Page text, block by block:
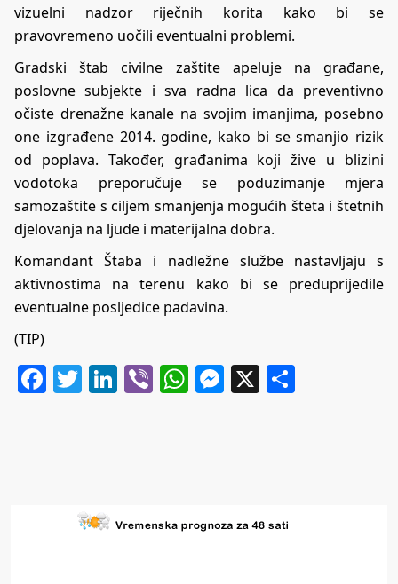
vizuelni nadzor riječnih korita kako bi se
pravovremeno uočili eventualni problemi.
Gradski štab civilne zaštite apeluje na građane,
poslovne subjekte i sva radna lica da preventivno
očiste drenažne kanale na svojim imanjima, posebno
one izgrađene 2014. godine, kako bi se smanjio rizik
od poplava. Također, građanima koji žive u blizini
vodotoka preporučuje se poduzimanje mjera
samozaštite s ciljem smanjenja mogućih šteta i štetnih
djelovanja na ljude i materijalna dobra.
Komandant Štaba i nadležne službe nastavljaju s
aktivnostima na terenu kako bi se preduprijedile
eventualne posljedice padavina.
(TIP)
Facebook
Twitter
LinkedIn
ViberWhatsApp
Messenger
X